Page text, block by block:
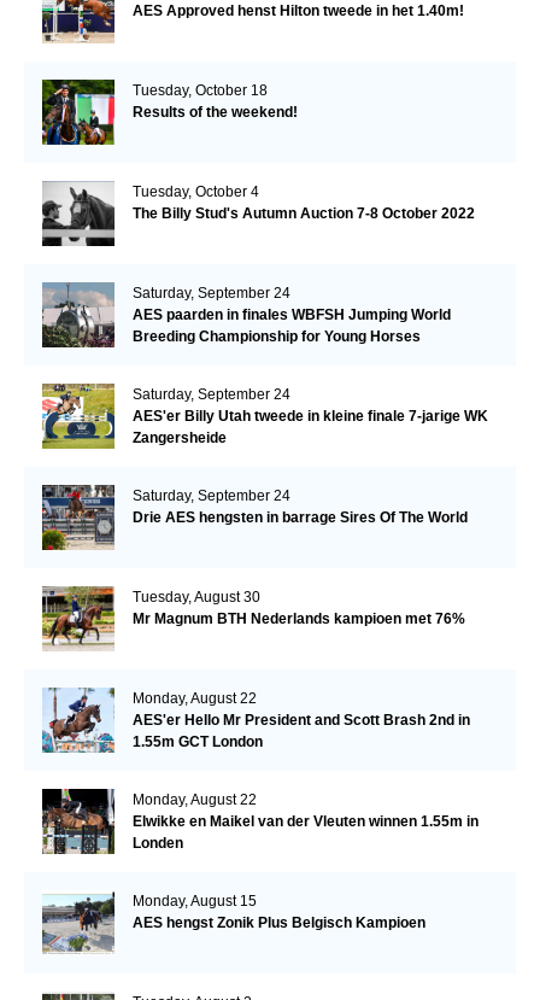
AES Approved henst Hilton tweede in het 1.40m!
Tuesday, October 18
Results of the weekend!
Tuesday, October 4
The Billy Stud's Autumn Auction 7-8 October 2022
Saturday, September 24
AES paarden in finales WBFSH Jumping World
Breeding Championship for Young Horses
Saturday, September 24
AES'er Billy Utah tweede in kleine finale 7-jarige WK
Zangersheide
Saturday, September 24
Drie AES hengsten in barrage Sires Of The World
Tuesday, August 30
Mr Magnum BTH Nederlands kampioen met 76%
Monday, August 22
AES'er Hello Mr President and Scott Brash 2nd in
1.55m GCT London
Monday, August 22
Elwikke en Maikel van der Vleuten winnen 1.55m in
Londen
Monday, August 15
AES hengst Zonik Plus Belgisch Kampioen